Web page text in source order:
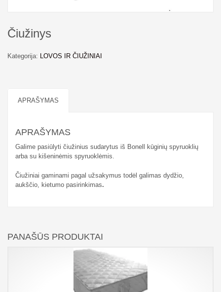
Čiužinys
Kategorija: LOVOS IR ČIUŽINIAI
APRAŠYMAS
APRAŠYMAS
Galime pasiūlyti čiužinius sudarytus iš Bonell kūginių spyruoklių
arba su kišeninėmis spyruoklėmis.
Čiužiniai gaminami pagal užsakymus todėl galimas dydžio,
aukščio, kietumo pasirinkimas.
PANAŠŪS PRODUKTAI